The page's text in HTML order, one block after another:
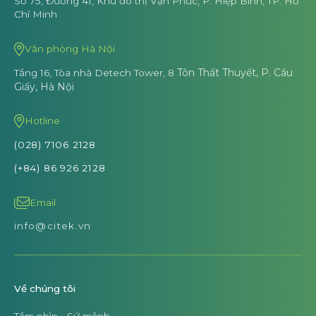
Chí Minh
Văn phòng Hà Nội
Tầng 16, Tòa nhà Detech Tower, 8 Tôn Thất Thuyết, P. Cầu
Giấy, Hà Nội
Hotline
(028) 7106 2128
(+84) 86 926 2128
Email
info@citek.vn
Về chúng tôi